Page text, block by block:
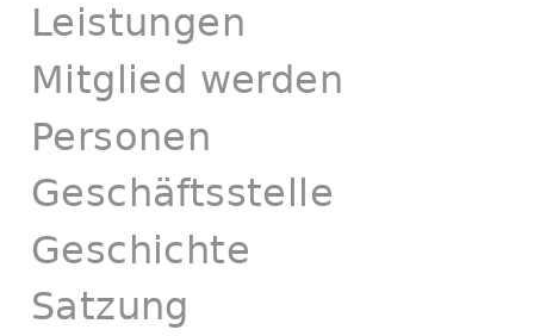
Leistungen
Mitglied werden
Personen
Geschäftsstelle
Geschichte
Satzung